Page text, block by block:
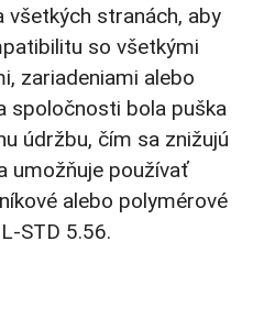
všetkých stranách, aby
so všetkými
zariadeniami alebo
spoločnosti bola puška
údržbu, čím sa znižujú
umožňuje používať
alebo polymérové
STD 5.56.